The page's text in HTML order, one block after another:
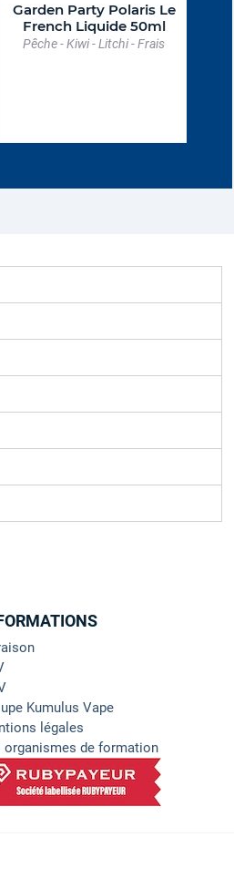
Garden Party Polaris Le
French Liquide 50ml
Pêche - Kiwi - Litchi - Frais
Kumulus Vape
légales
organismes de formation